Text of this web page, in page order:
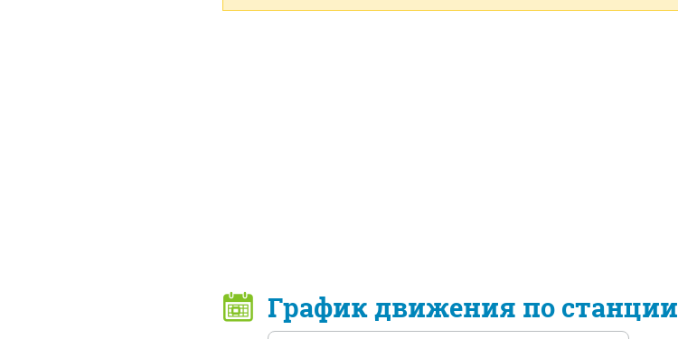
График движения по станции